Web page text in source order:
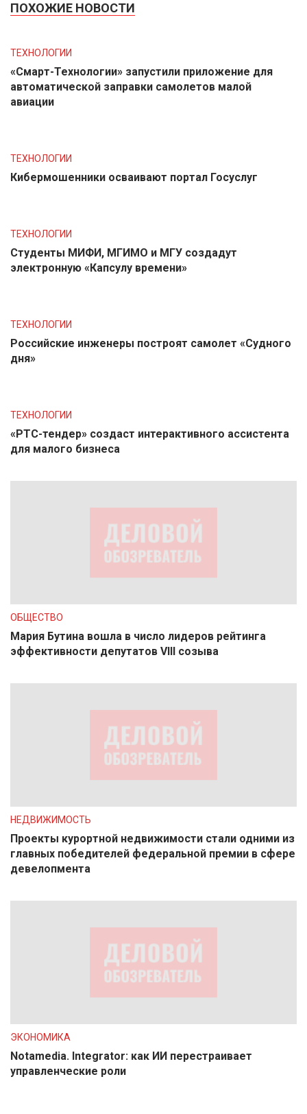
ПОХОЖИЕ НОВОСТИ
ТЕХНОЛОГИИ
«Смарт-Технологии» запустили приложение для
автоматической заправки самолетов малой
авиации
ТЕХНОЛОГИИ
Кибермошенники осваивают портал Госуслуг
ТЕХНОЛОГИИ
Студенты МИФИ, МГИМО и МГУ создадут
электронную «Капсулу времени»
ТЕХНОЛОГИИ
Российские инженеры построят самолет «Судного
дня»
ТЕХНОЛОГИИ
«РТС-тендер» создаст интерактивного ассистента
для малого бизнеса
ОБЩЕСТВО
Мария Бутина вошла в число лидеров рейтинга
эффективности депутатов VIII созыва
НЕДВИЖИМОСТЬ
Проекты курортной недвижимости стали одними из
главных победителей федеральной премии в сфере
девелопмента
ЭКОНОМИКА
Notamedia. Integrator: как ИИ перестраивает
управленческие роли